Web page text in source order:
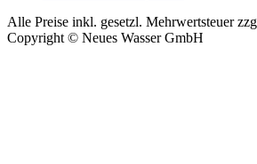
Alle Preise inkl. gesetzl. Mehrwertsteuer
Copyright © Neues Wasser GmbH